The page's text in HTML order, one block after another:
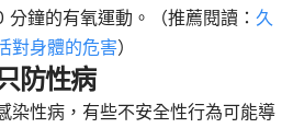
鐘的有氧運動。（推薦閱讀： 久
對身體的危害）
防性病
染性病，有些不安全性行為可能導